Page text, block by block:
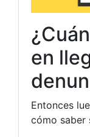
en
Entonces
cómo saber